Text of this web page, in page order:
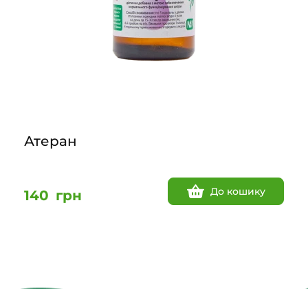
Атеран
140 грн До кошику